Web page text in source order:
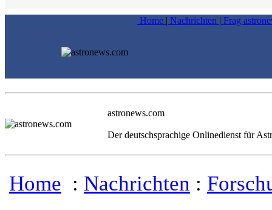
Home | Nachrichten | Frag
astronews.com
Der deutschsprachige Onlinedienst für
Home : Nachrichten :